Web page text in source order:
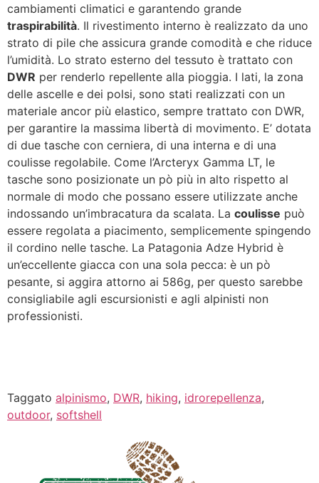
cambiamenti climatici e garantendo grande
traspirabilità. Il rivestimento interno è realizzato da uno
strato di pile che assicura grande comodità e che riduce
l’umidità. Lo strato esterno del tessuto è trattato con
DWR per renderlo repellente alla pioggia. I lati, la zona
delle ascelle e dei polsi, sono stati realizzati con un
materiale ancor più elastico, sempre trattato con DWR,
per garantire la massima libertà di movimento. E’ dotata
di due tasche con cerniera, di una interna e di una
coulisse regolabile. Come l’Arcteryx Gamma LT, le
tasche sono posizionate un pò più in alto rispetto al
normale di modo che possano essere utilizzate anche
indossando un’imbracatura da scalata. La coulisse può
essere regolata a piacimento, semplicemente spingendo
il cordino nelle tasche. La Patagonia Adze Hybrid è
un’eccellente giacca con una sola pecca: è un pò
pesante, si aggira attorno ai 586g, per questo sarebbe
consigliabile agli escursionisti e agli alpinisti non
professionisti.
Taggato alpinismo, DWR, hiking, idrorepellenza,
outdoor, softshell